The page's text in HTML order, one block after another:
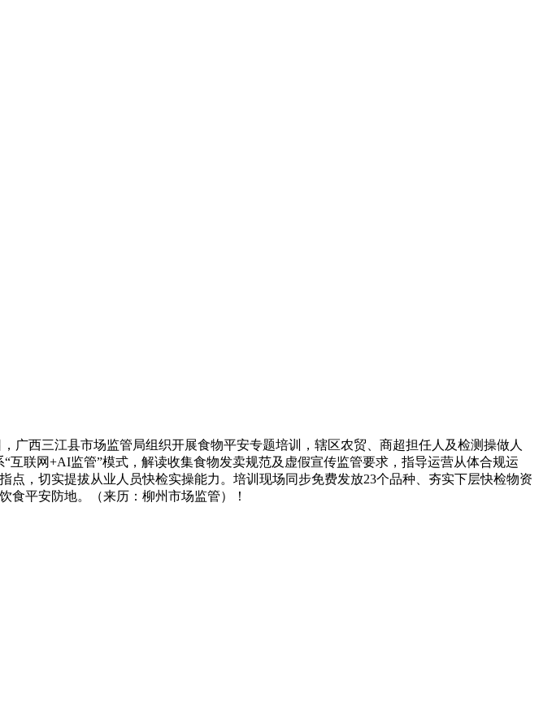
西三江县市场监管局组织开展食物平安专题培训，辖区农贸、商超担任人及检测操做人
联网+AI监管”模式，解读收集食物发卖规范及虚假宣传监管要求，指导运营从体合规运
，切实提拔从业人员快检实操能力。培训现场同步免费发放23个品种、夯实下层快检物资
食平安防地。（来历：柳州市场监管）！